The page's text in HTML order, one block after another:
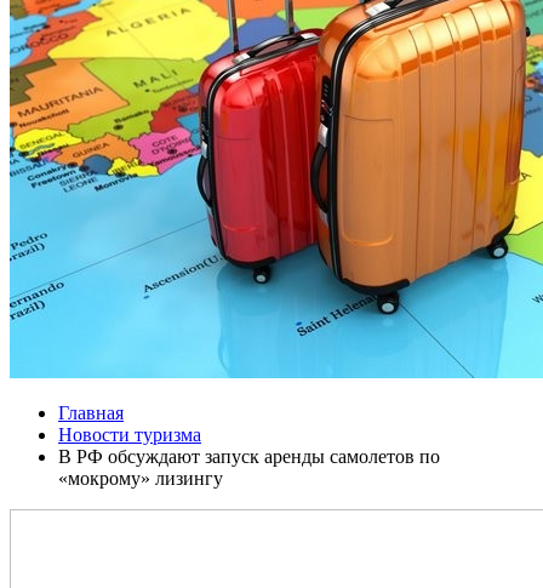
Главная
Новости туризма
В РФ обсуждают запуск аренды самолетов по
«мокрому» лизингу